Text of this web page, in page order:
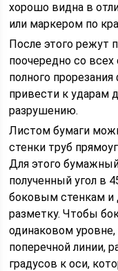
хорошо видна в
или маркером по
После этого режут
поочередно со всех
полного
привести к ударам
разрушению.
Листом бумаги
стенки труб
Для этого
полученный угол в
боковым стенкам
разметку. Чтобы
одинаковом
поперечной линии,
градусов к оси,